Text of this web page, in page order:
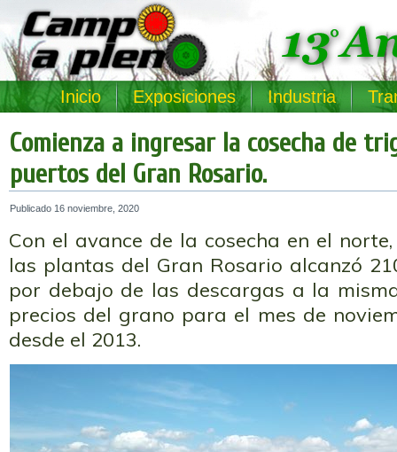
Inicio Exposiciones Industria
Comienza a ingresar la cosecha de
puertos del Gran Rosario.
Publicado 16 noviembre, 2020
Con el avance de la cosecha en el
las plantas del Gran Rosario alcanzó
por debajo de las descargas a la
precios del grano para el mes de
desde el 2013.